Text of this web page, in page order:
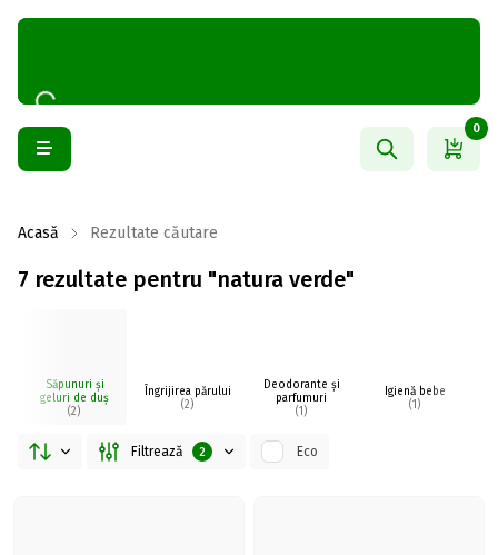
0
Acasă Rezultate căutare
7 rezultate pentru "natura verde"
Săpunuri și
geluri de duș
(2)
Îngrijirea părului
(2)
Deodorante și
parfumuri
(1)
Igienă bebe
(1)
Filtrează 2 Eco